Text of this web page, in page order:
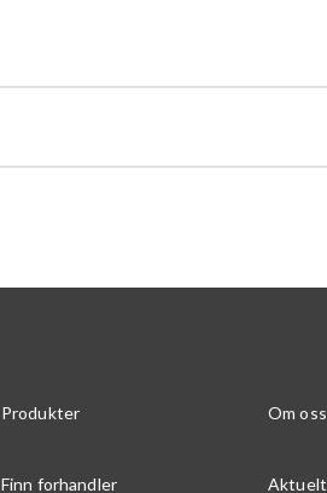
Produkter Om oss
Finn forhandler Aktuelt